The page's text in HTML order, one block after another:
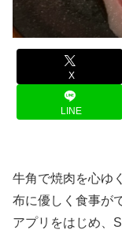
X
LINE
牛角で焼肉を心ゆ
布に優しく食事が
アプリをはじめ、